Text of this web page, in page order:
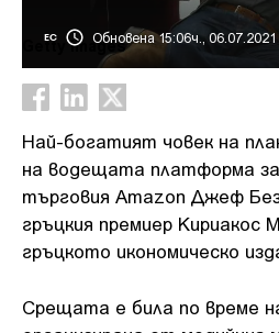
ЕС Обновена 15:06ч., 06.07.2021
Getty images
Най-богатият човек на
на водещата платформа
търговия Amazon Джеф
гръцкия премиер Кириакос
гръцкото икономическо
Срещата е била по време